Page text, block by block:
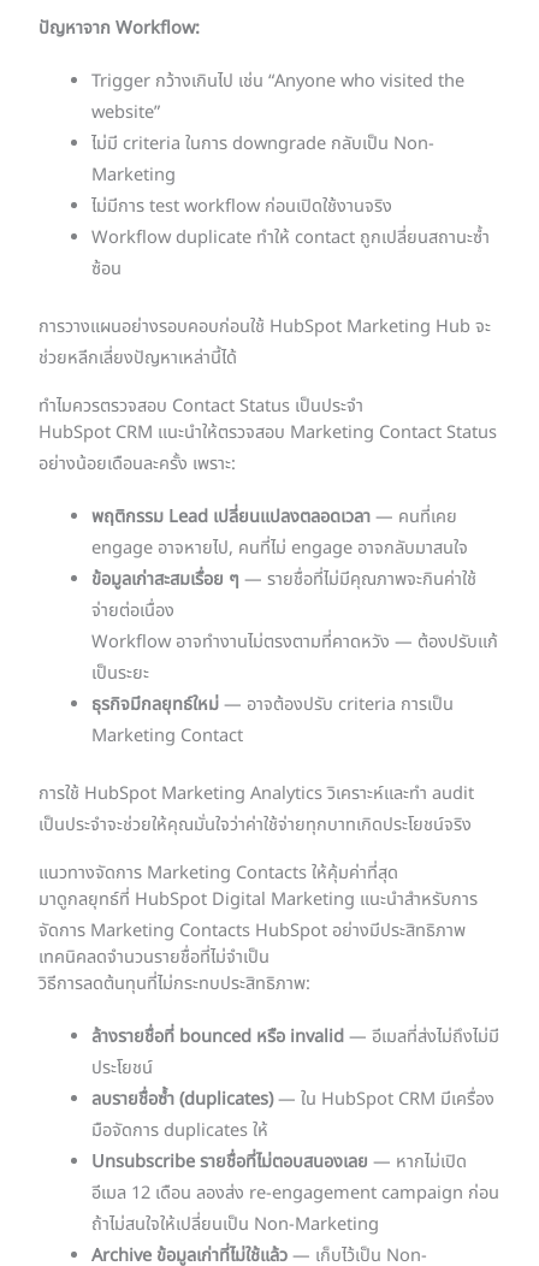
ปัญหาจาก Workflow:
Trigger กว้างเกินไป เช่น “Anyone who visited the
website”
ไม่มี criteria ในการ downgrade กลับเป็น Non-
Marketing
ไม่มีการ test workflow ก่อนเปิดใช้งานจริง
Workflow duplicate ทำให้ contact ถูกเปลี่ยนสถานะซ้ำ
ซ้อน
การวางแผนอย่างรอบคอบก่อนใช้ HubSpot Marketing Hub จะ
ช่วยหลีกเลี่ยงปัญหาเหล่านี้ได้
ทำไมควรตรวจสอบ Contact Status เป็นประจำ
HubSpot CRM แนะนำให้ตรวจสอบ Marketing Contact Status
อย่างน้อยเดือนละครั้ง เพราะ:
พฤติกรรม Lead เปลี่ยนแปลงตลอดเวลา— คนที่เคย
engage อาจหายไป, คนที่ไม่ engage อาจกลับมาสนใจ
ข้อมูลเก่าสะสมเรื่อย ๆ — รายชื่อที่ไม่มีคุณภาพจะกินค่าใช้
จ่ายต่อเนื่อง
Workflow อาจทำงานไม่ตรงตามที่คาดหวัง — ต้องปรับแก้
เป็นระยะ
ธุรกิจมีกลยุทธ์ใหม่— อาจต้องปรับ criteria การเป็น
Marketing Contact
การใช้ HubSpot Marketing Analytics วิเคราะห์และทำ audit
เป็นประจำจะช่วยให้คุณมั่นใจว่าค่าใช้จ่ายทุกบาทเกิดประโยชน์จริง
แนวทางจัดการ Marketing Contacts ให้คุ้มค่าที่สุด
มาดูกลยุทธ์ที่ HubSpot Digital Marketing แนะนำสำหรับการ
จัดการ Marketing Contacts HubSpot อย่างมีประสิทธิภาพ
เทคนิคลดจำนวนรายชื่อที่ไม่จำเป็น
วิธีการลดต้นทุนที่ไม่กระทบประสิทธิภาพ:
ล้างรายชื่อที่ bounced หรือ invalid— อีเมลที่ส่งไม่ถึงไม่มี
ประโยชน์
ลบรายชื่อซ้ำ (duplicates)— ใน HubSpot CRM มีเครื่อง
มือจัดการ duplicates ให้
Unsubscribe รายชื่อที่ไม่ตอบสนองเลย — หากไม่เปิด
อีเมล 12 เดือน ลองส่ง re-engagement campaign ก่อน
ถ้าไม่สนใจให้เปลี่ยนเป็น Non-Marketing
Archive ข้อมูลเก่าที่ไม่ใช้แล้ว— เก็บไว้เป็น Non-